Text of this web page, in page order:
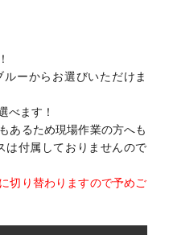
ーからお選びいただけま
べます！
あるため現場作業の方へも
付属しておりませんので
切り替わりますので予めご